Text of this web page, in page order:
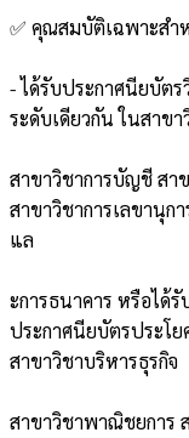
✅ คุณสมบัติเฉพาะสำ
- ได้รับประกาศนียบัต
ระดับเดียวกัน ในสาข
สาขาวิชาการบัญชี สา
สาขาวิชาการเลขานุก
แล
ะการธนาคาร หรือได้
ประกาศนียบัตรประโ
สาขาวิชาบริหารธุรกิจ
สาขาวิชาพาณิชยการ